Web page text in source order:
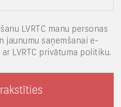
LVRTC manu personas
jaunumu saņemšanai e-
LVRTC privātuma politiku.